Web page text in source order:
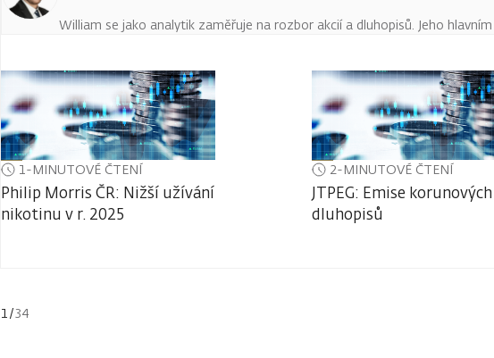
William se jako analytik zaměřuje na rozbor akcií a dluhopisů. Jeho
1-MINUTOVÉ ČTENÍ
Philip Morris ČR: Nižší užívání
nikotinu v r. 2025
2-MINUTOVÉ ČTENÍ
JTPEG: Emise
dluhopisů
1 /34